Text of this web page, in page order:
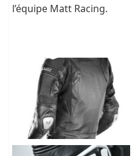
l’équipe Matt Racing.